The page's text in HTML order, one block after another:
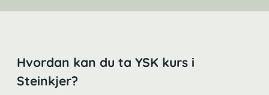
Hvordan kan du ta YSK kurs i
Steinkjer?